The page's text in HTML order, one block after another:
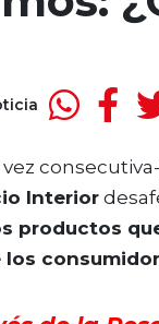
Interior
productos
los